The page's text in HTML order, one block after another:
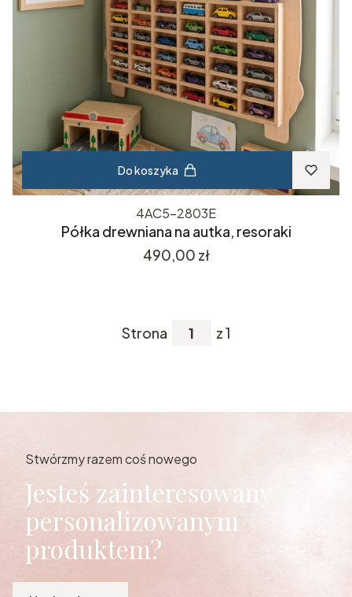
Do koszyka
4AC5-2803E
Półka drewniana na autka, resoraki
Cena
490,00 zł
Strona z 1
Stwórzmy razem coś nowego
Jesteś zainteresowany
personalizowanym
produktem?